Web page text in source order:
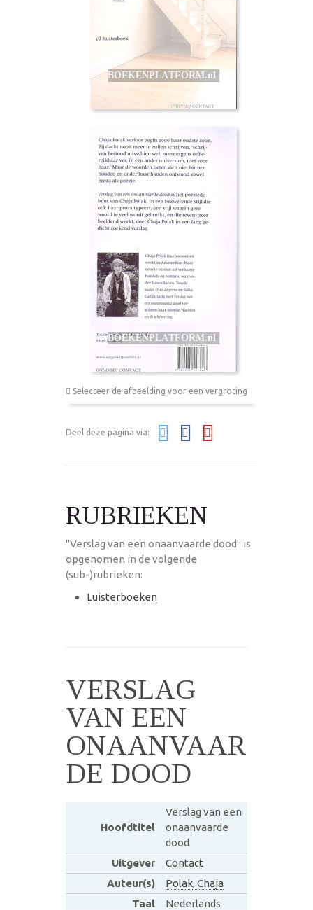
Selecteer de afbeelding voor een vergroting
Deel deze pagina via:
RUBRIEKEN
"Verslag van een onaanvaarde dood" is
opgenomen in de volgende
(sub-)rubrieken:
Luisterboeken
VERSLAG
VAN EEN
ONAANVAAR
DE DOOD
Hoofdtitel
Verslag van een
onaanvaarde
dood
Uitgever
Contact
Auteur(s)
Polak, Chaja
Taal
Nederlands